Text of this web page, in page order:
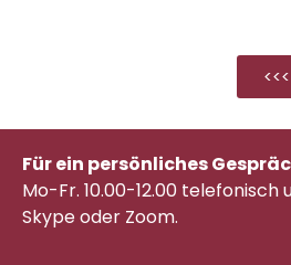
Für ein persönliches
Mo-Fr. 10.00-12.00 telefonisch
Skype oder Zoom.